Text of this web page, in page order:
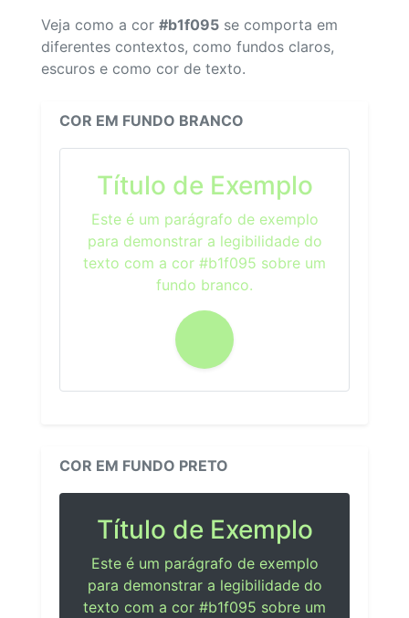
Veja como a cor #b1f095 se comporta em
diferentes contextos, como fundos claros,
escuros e como cor de texto.
COR EM FUNDO BRANCO
Título de Exemplo
Este é um parágrafo de exemplo
para demonstrar a legibilidade do
texto com a cor #b1f095 sobre um
fundo branco.
COR EM FUNDO PRETO
Título de Exemplo
Este é um parágrafo de exemplo
para demonstrar a legibilidade do
texto com a cor #b1f095 sobre um